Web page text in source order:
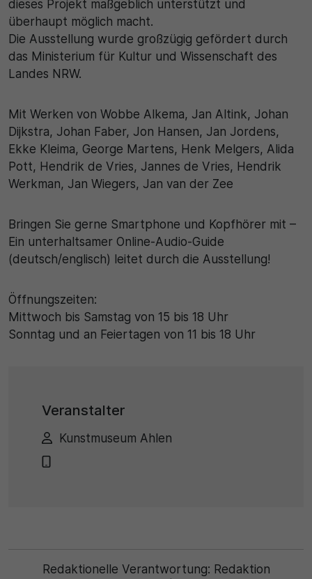
dieses Projekt maßgeblich unterstützt und
überhaupt möglich macht.
Die Ausstellung wurde großzügig gefördert durch
das Ministerium für Kultur und Wissenschaft des
Landes NRW.
Mit Werken von Wobbe Alkema, Jan Altink, Johan
Dijkstra, Johan Faber, Jon Hansen, Jan Jordens,
Ekke Kleima, George Martens, Henk Melgers, Alida
Pott, Hendrik de Vries, Jannes de Vries, Hendrik
Werkman, Jan Wiegers, Jan van der Zee
Bringen Sie gerne Smartphone und Kopfhörer mit –
Ein unterhaltsamer Online-Audio-Guide
(deutsch/englisch) leitet durch die Ausstellung!
Öffnungszeiten:
Mittwoch bis Samstag von 15 bis 18 Uhr
Sonntag und an Feiertagen von 11 bis 18 Uhr
Veranstalter
Kunstmuseum Ahlen
Redaktionelle Verantwortung: Redaktion